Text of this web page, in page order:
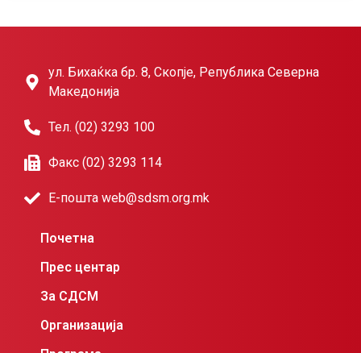
ул. Бихаќка бр. 8, Скопје, Република Северна
Македонија
Тел. (02) 3293 100
Факс (02) 3293 114
Е-пошта web@sdsm.org.mk
Почетна
Прес центар
За СДСМ
Организација